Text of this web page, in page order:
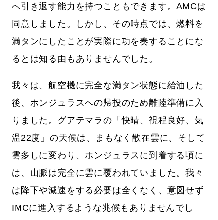
へ引き返す能力を持つこともできます。AMCは
同意しました。しかし、その時点では、燃料を
満タンにしたことが実際に功を奏することにな
るとは知る由もありませんでした。
我々は、航空機に完全な満タン状態に給油した
後、ホンジュラスへの帰投のため離陸準備に入
りました。グアテマラの「快晴、視程良好、気
温22度」の天候は、まもなく散在雲に、そして
雲多しに変わり、ホンジュラスに到着する頃に
は、山脈は完全に雲に覆われていました。我々
は降下や減速をする必要は全くなく、意図せず
IMCに進入するような兆候もありませんでし